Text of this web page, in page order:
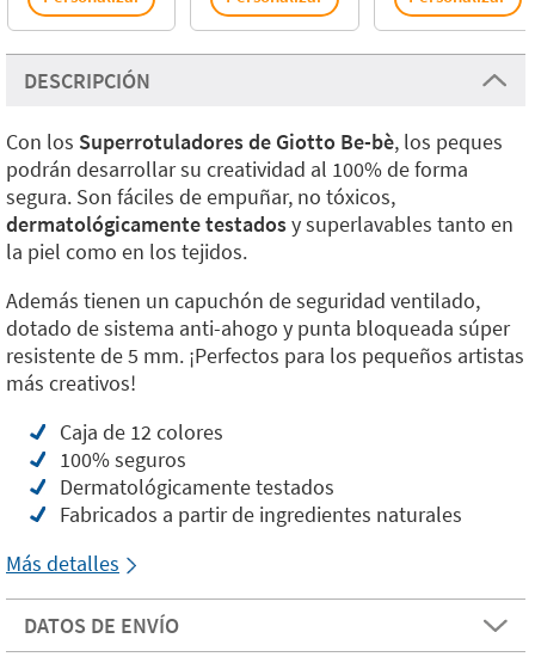
DESCRIPCIÓN
Con los Superrotuladores de Giotto Be-bè, los peques
podrán desarrollar su creatividad al 100% de forma
segura. Son fáciles de empuñar, no tóxicos,
dermatológicamente testadosy superlavables tanto en
la piel como en los tejidos.
Además tienen un capuchón de seguridad ventilado,
dotado de sistema anti-ahogo y punta bloqueada súper
resistente de 5 mm. ¡Perfectos para los pequeños artistas
más creativos!
Caja de 12 colores
100% seguros
Dermatológicamente testados
Fabricados a partir de ingredientes naturales
Más detalles
DATOS DE ENVÍO